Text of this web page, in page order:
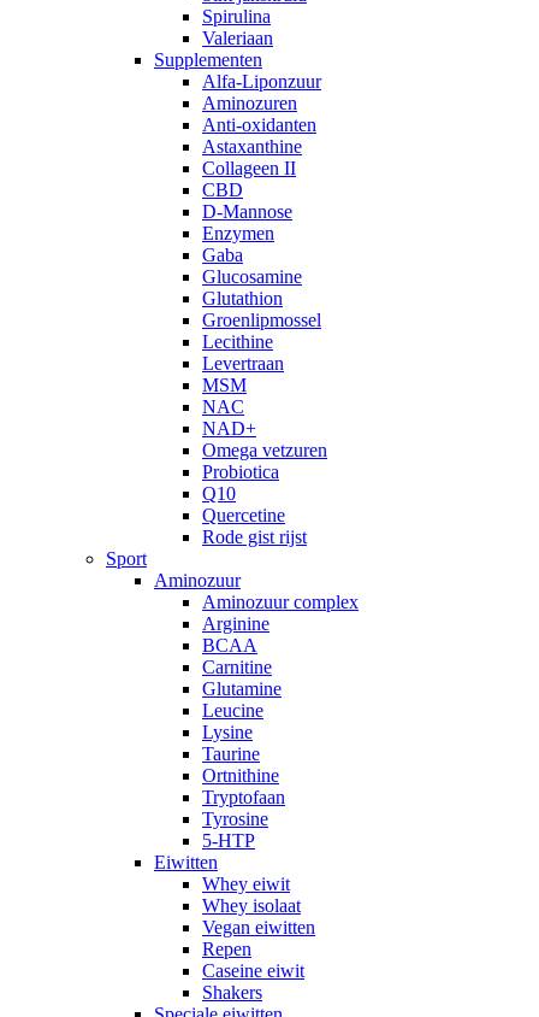
Spirulina
Valeriaan
Supplementen
Alfa-Liponzuur
Aminozuren
Anti-oxidanten
Astaxanthine
Collageen II
CBD
D-Mannose
Enzymen
Gaba
Glucosamine
Glutathion
Groenlipmossel
Lecithine
Levertraan
MSM
NAC
NAD+
Omega vetzuren
Probiotica
Q10
Quercetine
Rode gist rijst
Sport
Aminozuur
Aminozuur complex
Arginine
BCAA
Carnitine
Glutamine
Leucine
Lysine
Taurine
Ortnithine
Tryptofaan
Tyrosine
5-HTP
Eiwitten
Whey eiwit
Whey isolaat
Vegan eiwitten
Repen
Caseine eiwit
Shakers